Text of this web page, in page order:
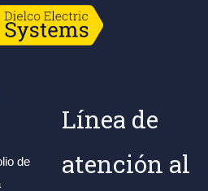
de
Línea de
atención al